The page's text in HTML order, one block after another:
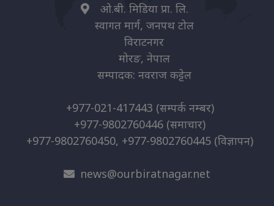
ओ.बी. मिडिया प्रा. लि.
स्वागत मार्ग, जनपथ टोल
विराटनगर
मोरङ, नेपाल
सम्पादक: नवराज कट्टेल
+977-021-417443 (सम्पर्क नम्बर)
+977-9802760446 (समाचार)
+977-9802760450, +977-9802760445 (विज्ञापन)
news@ourbiratnagar.net